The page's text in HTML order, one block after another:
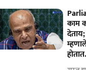
काम